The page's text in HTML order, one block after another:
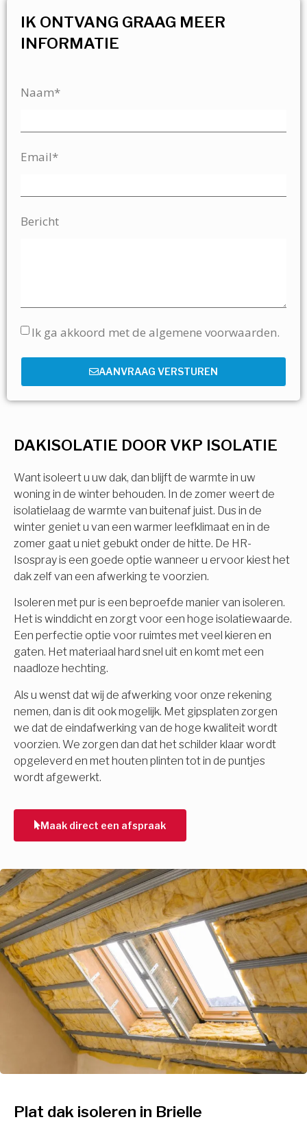
DAKISOLATIE DOOR VKP ISOLATIE
Want isoleert u uw dak, dan blijft de warmte in uw
woning in de winter behouden. In de zomer weert de
isolatielaag de warmte van buitenaf juist. Dus in de
winter geniet u van een warmer leefklimaat en in de
zomer gaat u niet gebukt onder de hitte. De HR-
Isospray is een goede optie wanneer u ervoor kiest het
dak zelf van een afwerking te voorzien.
Isoleren met pur is een beproefde manier van isoleren.
Het is winddicht en zorgt voor een hoge isolatiewaarde.
Een perfectie optie voor ruimtes met veel kieren en
gaten. Het materiaal hard snel uit en komt met een
naadloze hechting.
Als u wenst dat wij de afwerking voor onze rekening
nemen, dan is dit ook mogelijk. Met gipsplaten zorgen
we dat de eindafwerking van de hoge kwaliteit wordt
voorzien. We zorgen dan dat het schilder klaar wordt
opgeleverd en met houten plinten tot in de puntjes
wordt afgewerkt.
Maak direct een afspraak
IK ONTVANG GRAAG MEER
INFORMATIE
Naam*
Email*
Bericht
Ik ga akkoord met de algemene voorwaarden.
AANVRAAG VERSTUREN
Plat dak isoleren in Brielle